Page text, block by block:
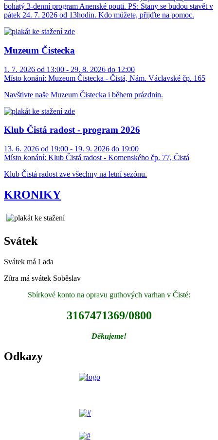
bohatý 3-denní program Anenské pouti. PS: Stany se budou stavět v
pátek 24. 7. 2026 od 13hodin. Kdo můžete, přijďte na pomoc.
Muzeum Čistecka
1. 7. 2026 od 13:00 - 29. 8. 2026 do 12:00
Místo konání: Muzeum Čistecka - Čistá, Nám. Václavské čp. 165
Navštivte naše Muzeum Čistecka i během prázdnin.
Klub Čistá radost - program 2026
13. 6. 2026 od 19:00 - 19. 9. 2026 do 19:00
Místo konání: Klub Čistá radost - Komenského čp. 77, Čistá
Klub Čistá radost zve všechny na letní sezónu.
KRONIKY
Svátek
Svátek má Lada
Zítra má svátek Soběslav
Sbírkové konto na opravu guthových varhan v Čisté:
3167471369/0800
Děkujeme!
Odkazy